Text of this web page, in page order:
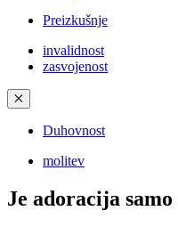
Preizkušnje
invalidnost
zasvojenost
✕
Duhovnost
molitev
Je adoracija